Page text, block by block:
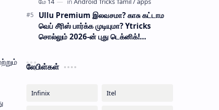
Ullu Premium இலவசமா? காசு கட்டாம
வெப் சீரிஸ் பார்க்க முடியுமா? Ytricks
சொல்லும் 2026-ன் புது டெக்னிக்!
லேபிள்கள்